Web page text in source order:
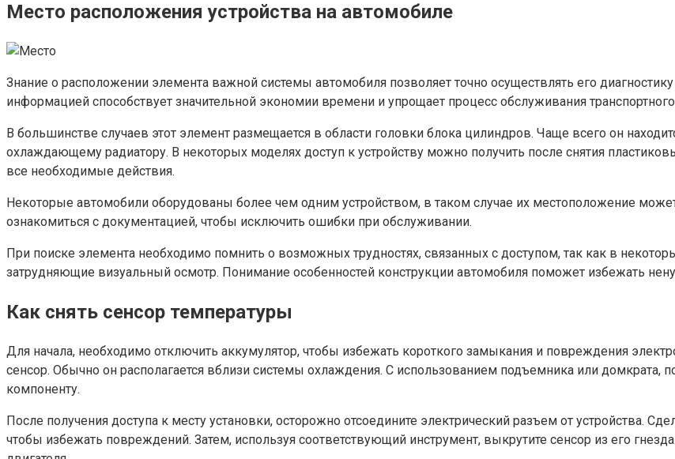
Место расположения устройства на автомобиле
Знание о расположении элемента важной системы автомобиля позволяет точно осуществлять его
информацией способствует значительной экономии времени и упрощает процесс обслуживания
В большинстве случаев этот элемент размещается в области головки блока цилиндров. Чаще всего он
охлаждающему радиатору. В некоторых моделях доступ к устройству можно получить после снятия
все необходимые действия.
Некоторые автомобили оборудованы более чем одним устройством, в таком случае их местоположение
ознакомиться с документацией, чтобы исключить ошибки при обслуживании.
При поиске элемента необходимо помнить о возможных трудностях, связанных с доступом, так как в
затрудняющие визуальный осмотр. Понимание особенностей конструкции автомобиля поможет избежать
Как снять сенсор температуры
Для начала, необходимо отключить аккумулятор, чтобы избежать короткого замыкания и повреждения
сенсор. Обычно он располагается вблизи системы охлаждения. С использованием подъемника или домкрата,
компоненту.
После получения доступа к месту установки, осторожно отсоедините электрический разъем от устройства.
чтобы избежать повреждений. Затем, используя соответствующий инструмент, выкрутите сенсор из его